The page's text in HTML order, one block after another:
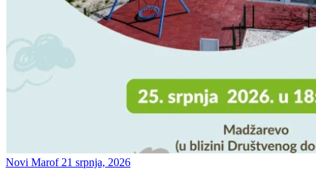
Novi Marof21 srpnja, 2026